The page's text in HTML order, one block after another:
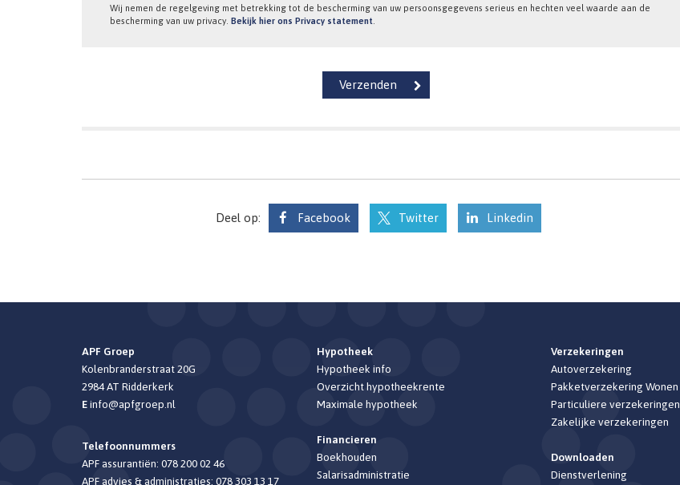
Wij nemen de regelgeving met betrekking tot de bescherming van uw persoonsgegevens serieus en hechten veel waarde aan de
bescherming van uw privacy. Bekijk hier ons Privacy statement
Deel op: Facebook Twitter Linkedin
APF Groep
Kolenbranderstraat 20G
2984 AT Ridderkerk
Einfo@apfgroep.nl
Telefoonnummers
APF assurantiën: 078 200 02 46
APF advies & administraties: 078 303 13 17
Hypotheek
Hypotheek info
Overzicht hypotheekrente
Maximale hypotheek
Financieren
Boekhouden
Salarisadministratie
Verzekeringen
Autoverzekering
Pakketverzekering Wonen
Particuliere verzekeringen
Zakelijke verzekeringen
Downloaden
Dienstverlening